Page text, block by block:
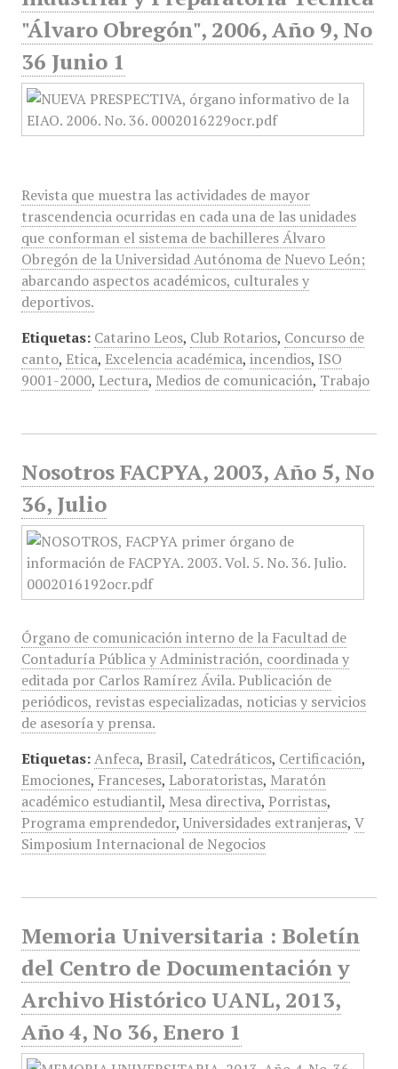
"Álvaro Obregón", 2006, Año 9, No
36 Junio 1
Revista que muestra las actividades de mayor
trascendencia ocurridas en cada una de las unidades
que conforman el sistema de bachilleres Álvaro
Obregón de la Universidad Autónoma de Nuevo León;
abarcando aspectos académicos, culturales y
deportivos.
Etiquetas: Catarino Leos, Club Rotarios, Concurso de
canto, Etica, Excelencia académica, incendios, ISO
9001-2000, Lectura, Medios de comunicación, Trabajo
Nosotros FACPYA, 2003, Año 5, No
36, Julio
Órgano de comunicación interno de la Facultad de
Contaduría Pública y Administración, coordinada y
editada por Carlos Ramírez Ávila. Publicación de
periódicos, revistas especializadas, noticias y servicios
de asesoría y prensa.
Etiquetas: Anfeca, Brasil, Catedráticos, Certificación,
Emociones, Franceses, Laboratoristas, Maratón
académico estudiantil, Mesa directiva, Porristas,
Programa emprendedor, Universidades extranjeras, V
Simposium Internacional de Negocios
Memoria Universitaria : Boletín
del Centro de Documentación y
Archivo Histórico UANL, 2013,
Año 4, No 36, Enero 1